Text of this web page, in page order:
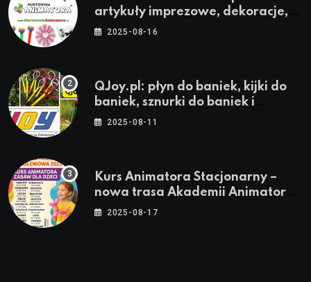
artykuły imprezowe, dekoracje,
stroje i akcesoria dla animatorów
2025-08-16
QJoy.pl: płyn do baniek, kijki do
baniek, sznurki do baniek i
zestawy do baniek
2025-08-11
Kurs Animatora Stacjonarny –
nowa trasa Akademii Animatora
– jesień 2025
2025-08-17